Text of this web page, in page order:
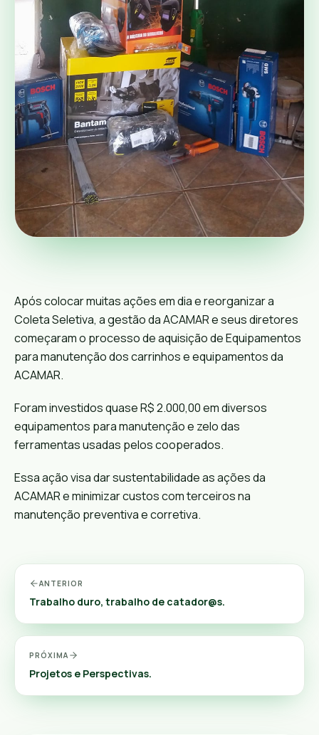
Após colocar muitas ações em dia e reorganizar a
Coleta Seletiva, a gestão da ACAMAR e seus diretores
começaram o processo de aquisição de Equipamentos
para manutenção dos carrinhos e equipamentos da
ACAMAR.
Foram investidos quase R$ 2.000,00 em diversos
equipamentos para manutenção e zelo das
ferramentas usadas pelos cooperados.
Essa ação visa dar sustentabilidade as ações da
ACAMAR e minimizar custos com terceiros na
manutenção preventiva e corretiva.
ANTERIOR
Trabalho duro, trabalho de catador@s.
PRÓXIMA
Projetos e Perspectivas.